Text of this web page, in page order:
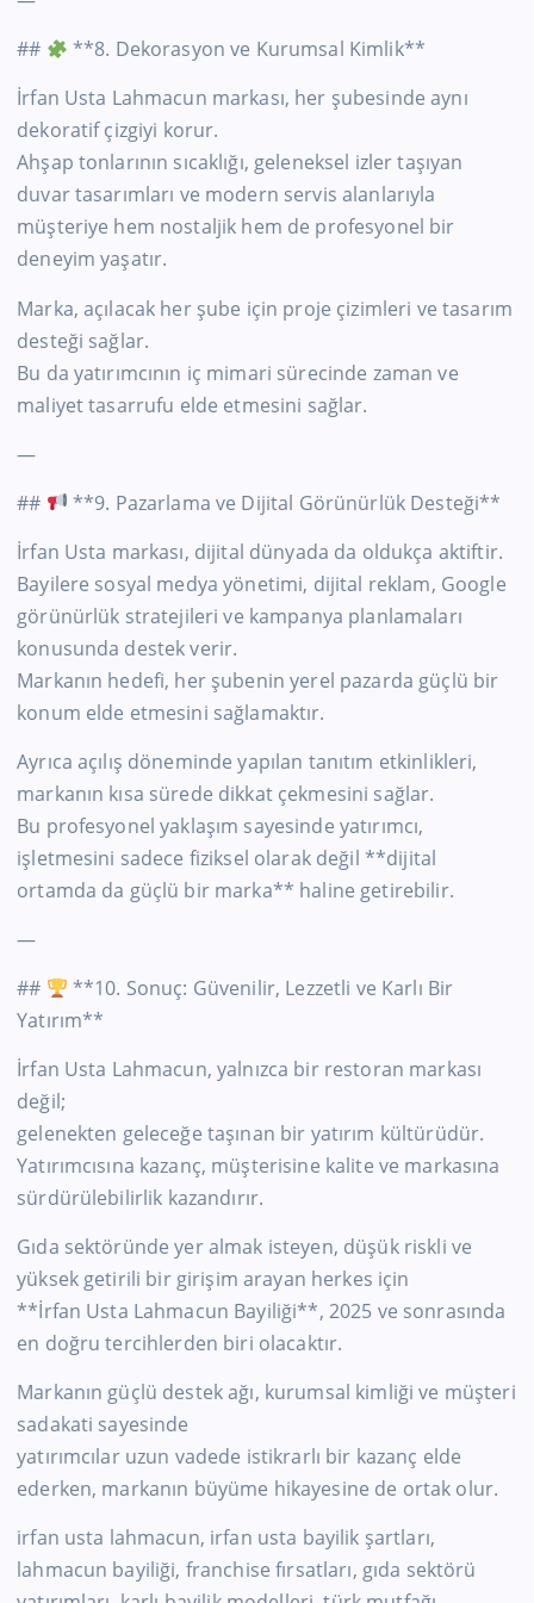
##
**8. Dekorasyon ve Kurumsal Kimlik**
İrfan Usta Lahmacun markası, her şubesinde aynı
dekoratif çizgiyi korur.
Ahşap tonlarının sıcaklığı, geleneksel izler taşıyan
duvar tasarımları ve modern servis alanlarıyla
müşteriye hem nostaljik hem de profesyonel bir
deneyim yaşatır.
Marka, açılacak her şube için proje çizimleri ve tasarım
desteği sağlar.
Bu da yatırımcının iç mimari sürecinde zaman ve
maliyet tasarrufu elde etmesini sağlar.
—
##
**9. Pazarlama ve Dijital Görünürlük Desteği**
İrfan Usta markası, dijital dünyada da oldukça aktiftir.
Bayilere sosyal medya yönetimi, dijital reklam, Google
görünürlük stratejileri ve kampanya planlamaları
konusunda destek verir.
Markanın hedefi, her şubenin yerel pazarda güçlü bir
konum elde etmesini sağlamaktır.
Ayrıca açılış döneminde yapılan tanıtım etkinlikleri,
markanın kısa sürede dikkat çekmesini sağlar.
Bu profesyonel yaklaşım sayesinde yatırımcı,
işletmesini sadece fiziksel olarak değil **dijital
ortamda da güçlü bir marka** haline getirebilir.
—
##
**10. Sonuç: Güvenilir, Lezzetli ve Karlı Bir
Yatırım**
İrfan Usta Lahmacun, yalnızca bir restoran markası
değil;
gelenekten geleceğe taşınan bir yatırım kültürüdür.
Yatırımcısına kazanç, müşterisine kalite ve markasına
sürdürülebilirlik kazandırır.
Gıda sektöründe yer almak isteyen, düşük riskli ve
yüksek getirili bir girişim arayan herkes için
**İrfan Usta Lahmacun Bayiliği**, 2025 ve sonrasında
en doğru tercihlerden biri olacaktır.
Markanın güçlü destek ağı, kurumsal kimliği ve müşteri
sadakati sayesinde
yatırımcılar uzun vadede istikrarlı bir kazanç elde
ederken, markanın büyüme hikayesine de ortak olur.
irfan usta lahmacun, irfan usta bayilik şartları,
lahmacun bayiliği, franchise fırsatları, gıda sektörü